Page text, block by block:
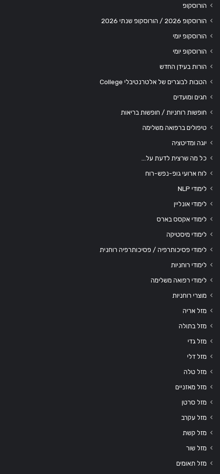
הורוסקופ
הורוסקופ 2026 / הורוסקופ שנתי 2026
הורוסקופ יומי
הורוסקופ יומי
הורות בעידן החדש
הטבות לבוגרים של אלטרנטיבלי College
חגים ומועדים
חופשות רוחניות / חופשות בריאות
טיפולים ברפואה משלימה
יוגה ומדיטציה
כל מה שרצית לדעת על…
לוח ארועי גופ-נפש-רוח
לימודי NLP
לימודי אונליין
לימודי אקסס בארס
לימודי מיסטיקה
לימודי פסיכותרפיה / פסיכותרפיה רוחנית
לימודי רוחניות
לימודי רפואה משלימה
מוצרי רוחניות
מזל אריה
מזל בתולה
מזל גדי
מזל דלי
מזל טלה
מזל מאזניים
מזל סרטן
מזל עקרב
מזל קשת
מזל שור
מזל תאומים